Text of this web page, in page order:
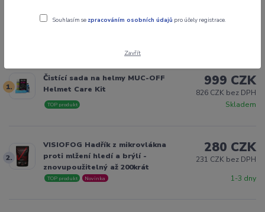
1.
Čistící sada na helmy MUC-OFF
Helmet Care Kit
Skladem
TOP produkt
999 CZK
826 CZK bez DPH
2.
VISIOFOG Hadřík z mikrovlákna
proti mlžení hledí a brýlí -
znovupoužitelný až 200krát
1-3 dny
TOP produkt Novinka
280 CZK
231 CZK bez DPH
Souhlasím se zpracováním osobních údajů pro účely registrace.
Zavřít